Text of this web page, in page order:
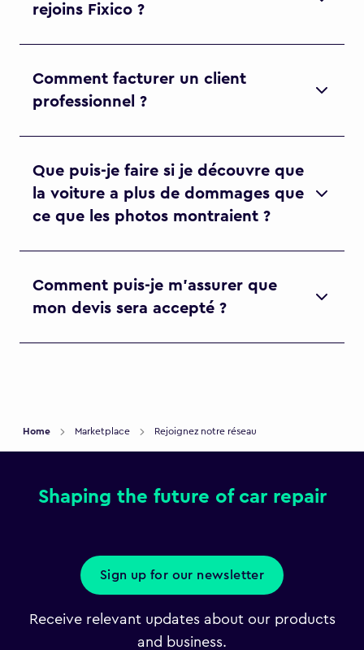
rejoins Fixico ?
Comment facturer un client
professionnel ?
Que puis-je faire si je découvre que
la voiture a plus de dommages que
ce que les photos montraient ?
Comment puis-je m'assurer que
mon devis sera accepté ?
Home Marketplace Rejoignez notre réseau
Shaping the future of car repair
Sign up for our newsletter
Receive relevant updates about our products
and business.